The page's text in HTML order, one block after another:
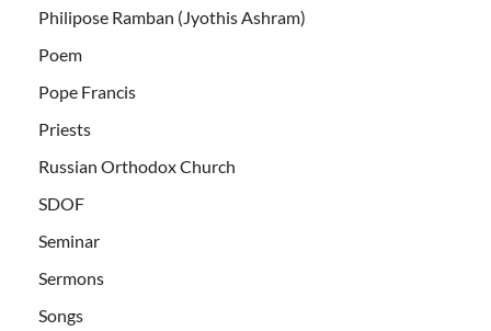
Philipose Ramban (Jyothis Ashram)
Poem
Pope Francis
Priests
Russian Orthodox Church
SDOF
Seminar
Sermons
Songs